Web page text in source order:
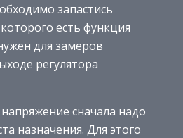
запастись
есть функция
для замеров
регулятора
сначала надо
назначения. Для этого